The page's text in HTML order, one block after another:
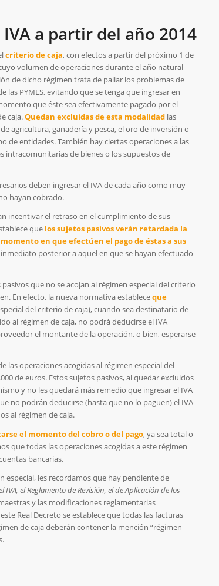
a partir del año 2014
criterio de caja, con efectos a partir del próximo 1 de
volumen de operaciones durante el año natural
de dicho régimen trata de paliar los problemas de
PYMES, evitando que se tenga que ingresar en
que éste sea efectivamente pagado por el
caja.Quedan excluidas de esta modalidad las
agricultura, ganadería y pesca, el oro de inversión o
de entidades. También hay ciertas operaciones a las
intracomunitarias de bienes o los supuestos de
deben ingresar el IVA de cada año como muy
hayan cobrado.
incentivar el retraso en el cumplimiento de sus
que los sujetos pasivos verán retardada la
en que efectúen el pago de éstas a sus
posterior a aquel en que se hayan efectuado
que no se acojan al régimen especial del criterio
En efecto, la nueva normativa estableceque
del criterio de caja), cuando sea destinatario de
al régimen de caja, no podrá deducirse el IVA
el montante de la operación, o bien, esperarse
las operaciones acogidas al régimen especial del
de euros. Estos sujetos pasivos, al quedar excluidos
y no les quedará más remedio que ingresar el IVA
no podrán deducirse (hasta que no lo paguen) el IVA
al régimen de caja.
el momento del cobro o del pago, ya sea total o
que todas las operaciones acogidas a este régimen
bancarias.
especial, les recordamos que hay pendiente de
el Reglamento de Revisión, el de Aplicación de los
y las modificaciones reglamentarias
Real Decreto se establece que todas las facturas
de caja deberán contener la mención “régimen